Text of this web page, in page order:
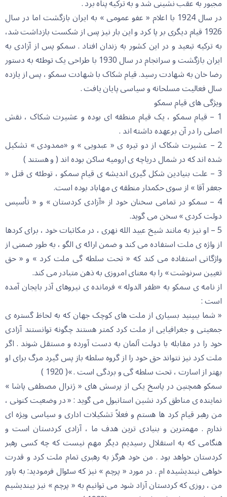
در سال 1924 با اعلام « عفو عمومی » به ایران بازگشت اما در سال
1926 قیام دیگری بر پا کرد و این بار نیز پس از شکست بازداشت شد،
به ترکیه تبعید و در این کشور به زندان افتاد . سمکو پس از آزادی به
ایران بازگشت و سرانجام در سال 1930 با طراحی یک توطئه به دستور
رضا خان به شهادت رسید. قیام شکاک با شهادت سمکو ، پس از یازده
سال فعالیت مسلحانه و سیاسی پایان یافت .
ویژگی های قیام سمکو
1 – قیام سمکو ، یک قیام منطقه ای بوده و عشیرت شکاک ، نقش
اصلی را در آن برعهده داشته اند .
2 – عشیرت شکاک از دو تیره ی « عبدویی » و «ممدودی » تشکیل
شده اند که در شمال دریاچه ی ارومیه ساکن بوده اند ( و هستند )
3 – علت بنیادین شکل گیری اندیشه ی قیام سمکو ، توطئه ی قتل «
جعفر آقا » از سوی حکمدار منطقه ی مهاباد بوده است.
4 – سمکو در تمامی سخنان خود از «آزادی کردستان » و « تأسیس
دولت کردی » سخن می گوید.
5 – او نیز به مانند شیخ عبید الله نهری ، در مکاتبات خود ، برای کردها
از واژه ی ملت استفاده می کند و ضمن ارائه ی الگو ، به طور ضمنی از
واژگانی استفاده می کند که « تحت سلطه گی ملت کرد » و « حق
تعیین سرنوشت » را به معنای امروزی به ذهن متبادر می کند.
از نامه ی سمکو به «ظفر الدوله » فرمانده ی نیروهای آذر بایجان آمده
است :
« شما ببینید بسیاری از ملت های کوچک جهان که به لحاظ گستره ی
جمعیتی و جغرافیایی از ملت کرد کمتر هستند چگونه توانستند آزادی
خود را در مقابله با دولت آلمان به دست آورده و مستقل شوند . اگر
ملت کرد نیز نتواند حق خود را از گروه سلطه باز پس گیرد مرگ برای او
بهتر از اسارت ، تحت سلطه گی و بردگی است . »( 1920 )
سمکو همچنین در پاسخ یکی از پرسش های « ژنرال مصطفی پاشا »
نماینده ی مناطق کرد نشین استانبول می گوید : « در وضعیت کنونی ،
من رهبر قیام کرد ها هستم و فعلاً تشکیلات اداری و سیاسی ویژه ای
ندارم . مهمترین و بنیادی ترین هدف ما ، آزادی کردستان است و
هنگامی که به استقلال رسیدیم دیگر مهم نیست که چه کسی رهبر
کردستان خواهد بود . من خود هرگز به رهبری تمام ملت کرد و قدرت
خواهی نیندیشیده ام . در مورد « پرچم » نیز که سئوال فرمودید: به باور
من ، روزی که کردستان آزاد شود می توانیم به « پرچم » نیز بیندیشیم